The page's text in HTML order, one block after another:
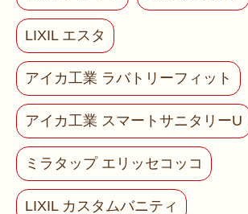
LIXIL エスタ
アイカ工業 ラバトリーフィット
アイカ工業 スマートサニタリーU
ミラタップ エリッセコッコ
LIXIL カスタムバニティ